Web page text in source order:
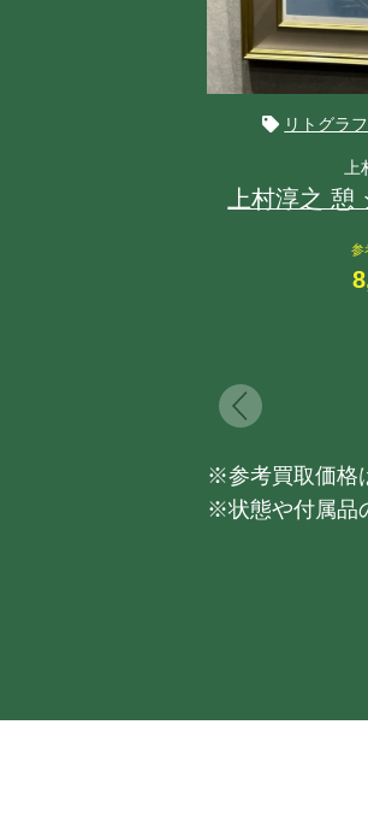
リトグラ
上
上村淳之 憩
参
※参考買取価格
※状態や付属品